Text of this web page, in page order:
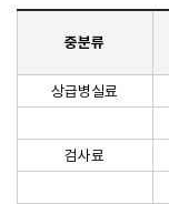
중분류
상급병실료
검사료